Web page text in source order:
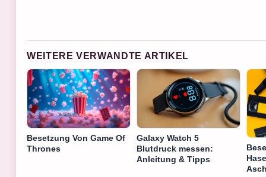
WEITERE VERWANDTE ARTIKEL
Besetzung Von Game Of
Thrones
Galaxy Watch 5
Blutdruck messen:
Anleitung & Tipps